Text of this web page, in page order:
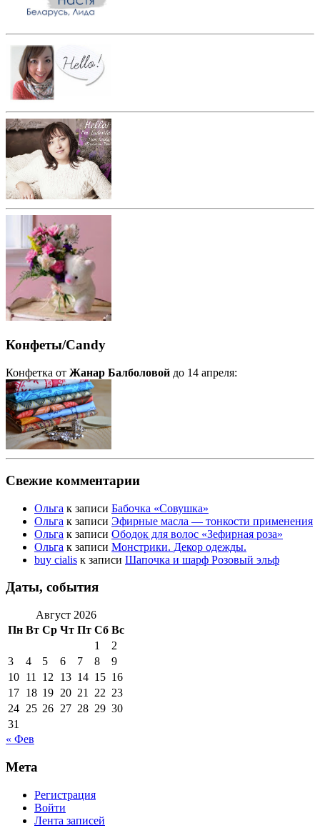
Конфеты/Candy
Конфетка от Жанар Балболовой до 14 апреля:
Свежие комментарии
Ольга к записи Бабочка «Совушка»
Ольга к записи Эфирные масла — тонкости применения
Ольга к записи Ободок для волос «Зефирная роза»
Ольга к записи Монстрики. Декор одежды.
buy cialis к записи Шапочка и шарф Розовый эльф
Даты, события
Август 2026
Пн Вт Ср Чт Пт Сб Вс
1
2
3
4 5 6 7 8
9
10 11 12 13 14 15 16
17 18 19 20 21 22 23
24 25 26 27 28 29 30
31
« Фев
Мета
Регистрация
Войти
Лента записей